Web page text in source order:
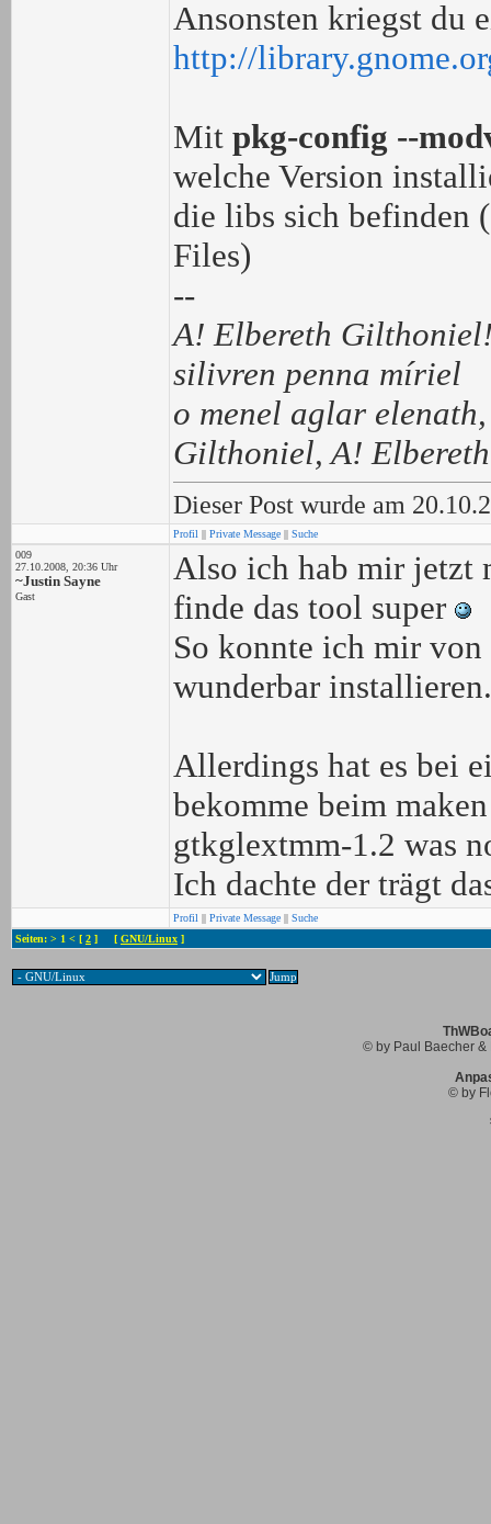
Ansonsten kriegst du
http://
Mit pkg-config --
welche Version
die libs sich befinden
Files)
--
A! Elbereth
silivren penna míriel
o menel aglar elenath,
Gilthoniel, A!
Dieser Post wurde am
Profil || Private Message || Suche
009
27.10.2008, 20:36 Uhr
~Justin Sayne
Gast
Also ich hab mir jetzt
finde das tool super
So konnte ich mir
wunderbar installieren.
Allerdings hat es bei
bekomme beim
gtkglextmm-1.2 was
Ich dachte der trägt
Profil || Private Message || Suche
Seiten: > 1 < [ 2 ] [ GNU/Linux ]
© by Paul Baecher &
© by